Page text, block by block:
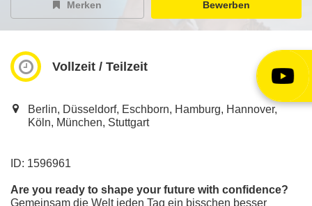
Merken Bewerben
Vollzeit / Teilzeit
Berlin, Düsseldorf, Eschborn, Hamburg, Hannover,
Köln, München, Stuttgart
ID: 1596961
Are you ready to shape your future with confidence?
Gemeinsam die Welt jeden Tag ein bisschen besser